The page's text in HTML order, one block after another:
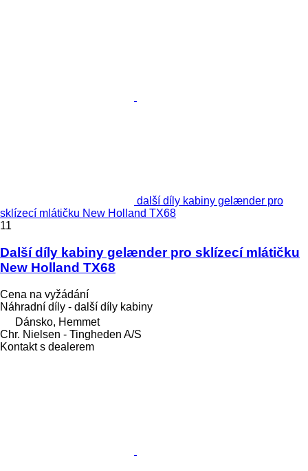
další díly kabiny gelænder pro
sklízecí mlátičku New Holland TX68
11
Další díly kabiny gelænder pro sklízecí mlátičku
New Holland TX68
Cena na vyžádání
Náhradní díly - další díly kabiny
Dánsko, Hemmet
Chr. Nielsen - Tingheden A/S
Kontakt s dealerem